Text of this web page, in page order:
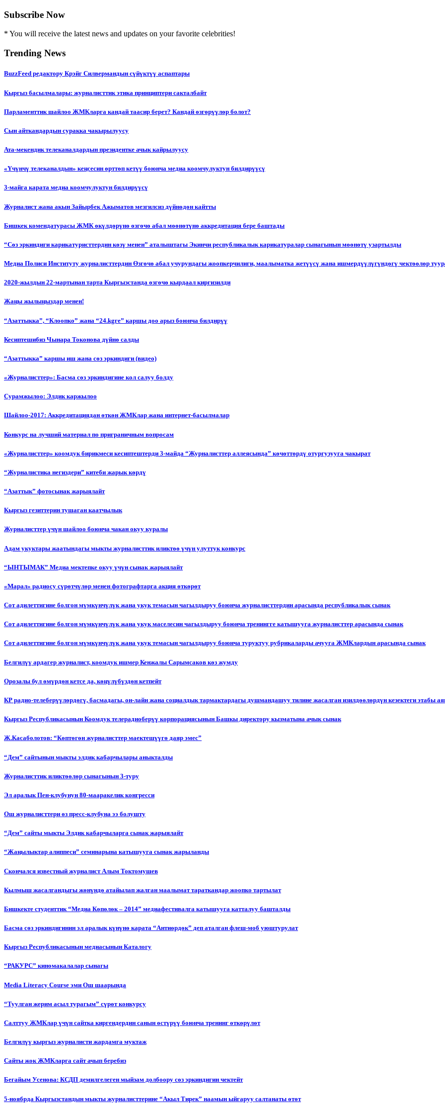
Subscribe Now
* You will receive the latest news and updates on your favorite celebrities!
Trending News
BuzzFeed редактору Крэйг Силвермандын сүйүктүү аспаптары
Кыргыз басылмалары: журналисттик этика принциптери сакталбайт
Парламенттик шайлоо ЖМКларга кандай таасир берет? Кандай өзгөрүүлөр болот?
Сын айткандардын суракка чакырылуусу
Ата-мекендик телеканалдардын президентке ачык кайрылуусу
«Үчүнчү телеканалдын» кеңсесин өрттөп кетүү боюнча медиа коомчулуктун билдирүүсү
3-майга карата медиа коомчулуктун билдирүүсү
Журналист жана акын Зайырбек Ажыматов мезгилсиз дүйнөдөн кайтты
Бишкек комендатурасы ЖМК өкүлдөрүнө өзгөчө абал мөөнөтүнө аккредитация бере баштады
“Сөз эркиндиги карикатуристтердин көзү менен” аталыштагы Экинчи республикалык карикатуралар сынагынын мөөнөтү узартылды
Медиа Полиси Институту журналисттердин Өзгөчө абал учурундагы жоопкерчилиги, маалыматка жетүүсү жана ишмердүүлүгүндөгү чектөөлөр
2020-жылдын 22-мартынан тарта Кыргызстанда өзгөчө кырдаал киргизилди
Жаңы жылыңыздар менен!
“Азаттыкка”, “Клоопко” жана “24.kgге” каршы доо арыз боюнча билдирүү
Кесиптешибиз Чынара Токонова дүйнө салды
“Азаттыкка” каршы иш жана сөз эркиндиги (видео)
«Журналисттер»: Басма сөз эркиндигине кол салуу болду
Сурамжылоо: Элдик каржылоо
Шайлоо-2017: Аккредитациядан өткөн ЖМКлар жана интернет-басылмалар
Конкурс на лучший материал по приграничным вопросам
«Журналисттер» коомдук бирикмеси кесиптештерди 3-майда “Журналисттер аллеясында” көчөттөрдү отургузууга чакырат
“Журналистика негиздери” китеби жарык көрдү
“Азаттык” фотосынак жарыялайт
Кыргыз гезиттерин тушаган каатчылык
Журналисттер үчүн шайлоо боюнча чакан окуу куралы
Адам укуктары жаатындагы мыкты журналисттик иликтөө үчүн улуттук конкурс
“ЫНТЫМАК” Медиа мектепке окуу үчүн сынак жарыялайт
«Марал» радиосу сүрөтчүлөр менен фотографтарга акция өткөрөт
Сот адилеттигине болгон мүмкүнчүлүк жана укук темасын чагылдыруу боюнча журналисттердин арасында республикалык сынак
Сот адилеттигине болгон мүмкүнчүлүк жана укук маселесин чагылдыруу боюнча тренингге катышууга журналисттер арасында сынак
Сот адилеттигине болгон мүмкүнчүлүк жана укук темасын чагылдыруу боюнча туруктуу рубрикаларды ачууга ЖМКлардын арасында сынак
Белгилүү ардагер журналист, коомдук ишмер Кенжалы Сарымсаков көз жумду
Орозалы бул өмүрдөн кетсе да, көңүлүбүздөн кетпейт
КР радио-телеберүүлөрдөгү, басмадагы, он-лайн жана социалдык тармактардагы душмандашуу тилине жасалган изилдөөлөрдүн кезектеги этабы
Кыргыз Республикасынын Коомдук телерадиоберүү корпорациясынын Башкы директору кызматына ачык сынак
Ж.Касаболотов: “Көптөгөн журналисттер маектешүүгө даяр эмес”
“Дем” сайтынын мыкты элдик кабарчылары аныкталды
Журналисттик иликтөөлөр сынагынын 3-туру
Эл аралык Пен-клубунун 80-мааракелик конгресси
Ош журналисттери өз пресс-клубуна ээ болушту
“Дем” сайты мыкты Элдик кабарчыларга сынак жарыялайт
“Жаңылыктар алиппеси” семинарына катышууга сынак жарыланды
Cкончался известный журналист Алым Токтомушев
Кылмыш жасалгандыгы жөнүндө атайылап жалган маалымат тараткандар жоопко тартылат
Бишкекте студенттик “Медиа Көпөлөк – 2014” медиафестивалга катышууга катталуу башталды
Басма сөз эркиндигинин эл аралык күнүнө карата “Антиөрдөк” деп аталган флеш-моб уюштурулат
Кыргыз Республикасынын медиасынын Каталогу
“РАКУРС” киномакалалар сынагы
Media Literacy Сourse эми Ош шаарында
“Туулган жерим асыл турагым” сүрөт конкурсу
Салттуу ЖМКлар үчүн сайтка киргендердин санын өстүрүү боюнча тренинг өткөрүлөт
Белгилүү кыргыз журналисти жардамга муктаж
Сайты жок ЖМКларга сайт ачып беребиз
Бегайым Усенова: КСДП демилгелеген мыйзам долбоору сөз эркиндигин чектейт
5-ноябрда Кыргызстандын мыкты журналисттерине “Акыл Тирек” наамын ыйгаруу салтанаты өтөт